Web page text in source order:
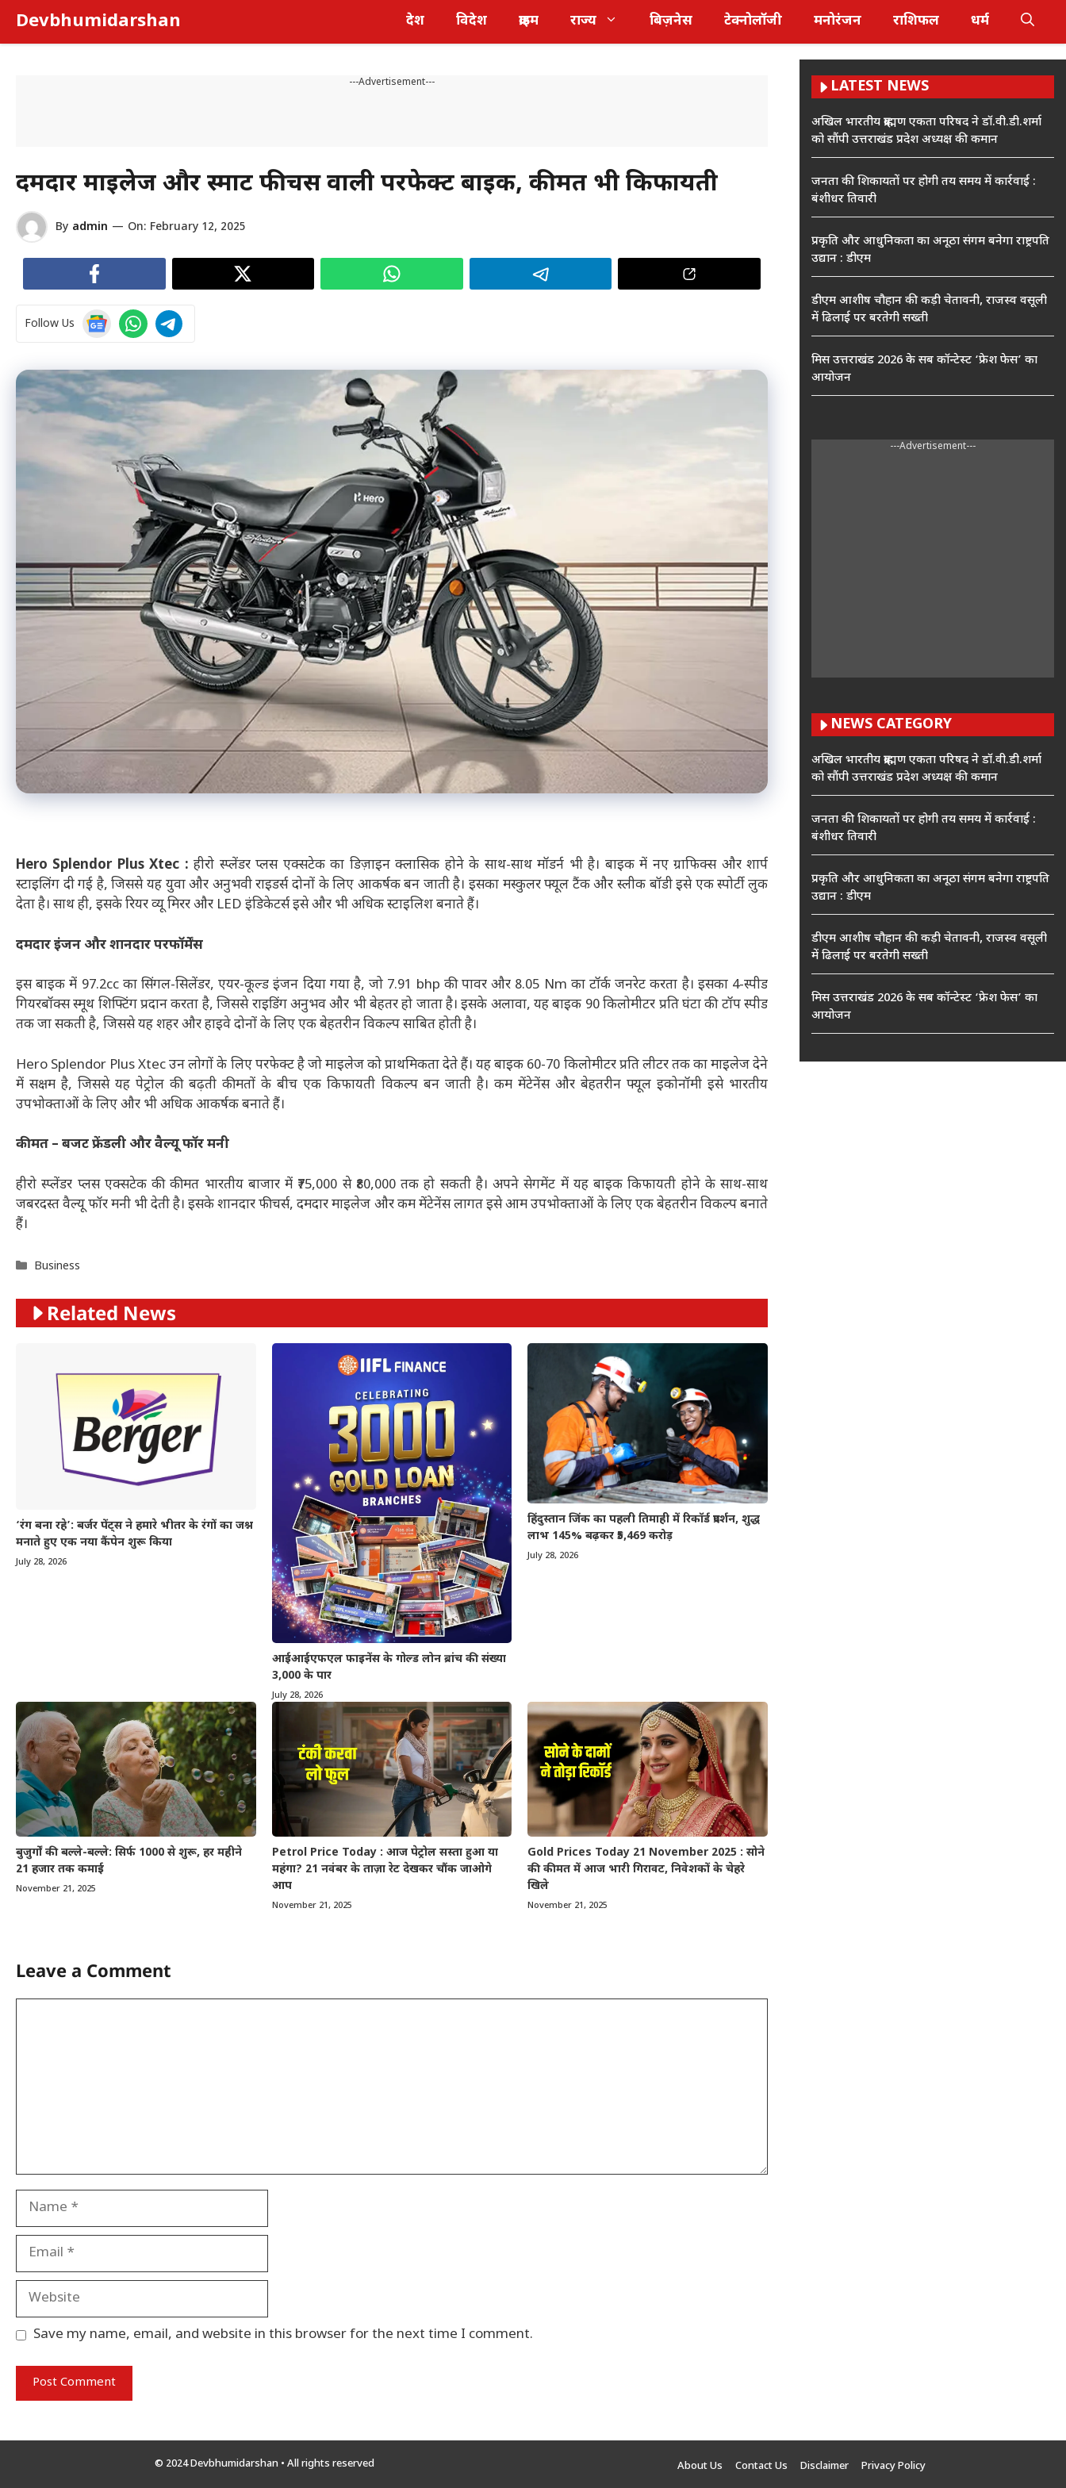
content
Devbhumidarshan देश विदेश क्राइम राज्य बिज़नेस टेक्नोलॉजी मनोरंजन राशिफल धर्म
---Advertisement---
दमदार माइलेज और स्मार्ट फीचर्स वाली परफेक्ट बाइक, कीमत भी किफायती
By admin — On: February 12, 2025
Follow Us
Hero Splendor Plus Xtec : हीरो स्प्लेंडर प्लस एक्सटेक का डिज़ाइन क्लासिक होने के साथ-साथ मॉडर्न भी है। बाइक में नए ग्राफिक्स और शार्प
स्टाइलिंग दी गई है, जिससे यह युवा और अनुभवी राइडर्स दोनों के लिए आकर्षक बन जाती है। इसका मस्कुलर फ्यूल टैंक और स्लीक बॉडी इसे एक स्पोर्टी लुक
देता है। साथ ही, इसके रियर व्यू मिरर और LED इंडिकेटर्स इसे और भी अधिक स्टाइलिश बनाते हैं।
दमदार इंजन और शानदार परफॉर्मेंस
इस बाइक में 97.2cc का सिंगल-सिलेंडर, एयर-कूल्ड इंजन दिया गया है, जो 7.91 bhp की पावर और 8.05 Nm का टॉर्क जनरेट करता है। इसका 4-स्पीड
गियरबॉक्स स्मूथ शिफ्टिंग प्रदान करता है, जिससे राइडिंग अनुभव और भी बेहतर हो जाता है। इसके अलावा, यह बाइक 90 किलोमीटर प्रति घंटा की टॉप स्पीड
तक जा सकती है, जिससे यह शहर और हाइवे दोनों के लिए एक बेहतरीन विकल्प साबित होती है।
Hero Splendor Plus Xtec उन लोगों के लिए परफेक्ट है जो माइलेज को प्राथमिकता देते हैं। यह बाइक 60-70 किलोमीटर प्रति लीटर तक का माइलेज देने
में सक्षम है, जिससे यह पेट्रोल की बढ़ती कीमतों के बीच एक किफायती विकल्प बन जाती है। कम मेंटेनेंस और बेहतरीन फ्यूल इकोनॉमी इसे भारतीय
उपभोक्ताओं के लिए और भी अधिक आकर्षक बनाते हैं।
कीमत – बजट फ्रेंडली और वैल्यू फॉर मनी
हीरो स्प्लेंडर प्लस एक्सटेक की कीमत भारतीय बाजार में ₹75,000 से ₹80,000 तक हो सकती है। अपने सेगमेंट में यह बाइक किफायती होने के साथ-साथ
जबरदस्त वैल्यू फॉर मनी भी देती है। इसके शानदार फीचर्स, दमदार माइलेज और कम मेंटेनेंस लागत इसे आम उपभोक्ताओं के लिए एक बेहतरीन विकल्प बनाते
हैं।
Categories
Business
Related News
‘रंग बना रहे’: बर्जर पेंट्स ने हमारे भीतर के रंगों का जश्न
मनाते हुए एक नया कैंपेन शुरू किया
July 28, 2026
आईआईएफएल फाइनेंस के गोल्ड लोन ब्रांच की संख्या
3,000 के पार
July 28, 2026
हिंदुस्तान जिंक का पहली तिमाही में रिकॉर्ड प्रदर्शन, शुद्ध
लाभ 145% बढ़कर ₹5,469 करोड़
July 28, 2026
बुजुर्गों की बल्ले-बल्ले: सिर्फ 1000 से शुरू, हर महीने
21 हजार तक कमाई
November 21, 2025
Petrol Price Today : आज पेट्रोल सस्ता हुआ या
महंगा? 21 नवंबर के ताज़ा रेट देखकर चौंक जाओगे
आप
November 21, 2025
Gold Prices Today 21 November 2025 : सोने
की कीमत में आज भारी गिरावट, निवेशकों के चेहरे
खिले
November 21, 2025
Leave a Comment
Name
Email
Website
Save my name, email, and website in this browser for the next time I comment.
LATEST NEWS
अखिल भारतीय ब्राह्मण एकता परिषद ने डॉ.वी.डी.शर्मा
को सौंपी उत्तराखंड प्रदेश अध्यक्ष की कमान
जनता की शिकायतों पर होगी तय समय में कार्रवाई :
बंशीधर तिवारी
प्रकृति और आधुनिकता का अनूठा संगम बनेगा राष्ट्रपति
उद्यान : डीएम
डीएम आशीष चौहान की कड़ी चेतावनी, राजस्व वसूली
में ढिलाई पर बरतेगी सख्ती
मिस उत्तराखंड 2026 के सब कॉन्टेस्ट ‘फ्रेश फेस’ का
आयोजन
---Advertisement---
NEWS CATEGORY
अखिल भारतीय ब्राह्मण एकता परिषद ने डॉ.वी.डी.शर्मा
को सौंपी उत्तराखंड प्रदेश अध्यक्ष की कमान
जनता की शिकायतों पर होगी तय समय में कार्रवाई :
बंशीधर तिवारी
प्रकृति और आधुनिकता का अनूठा संगम बनेगा राष्ट्रपति
उद्यान : डीएम
डीएम आशीष चौहान की कड़ी चेतावनी, राजस्व वसूली
में ढिलाई पर बरतेगी सख्ती
मिस उत्तराखंड 2026 के सब कॉन्टेस्ट ‘फ्रेश फेस’ का
आयोजन
© 2024 Devbhumidarshan • All rights reserved About Us Contact Us Disclaimer Privacy Policy